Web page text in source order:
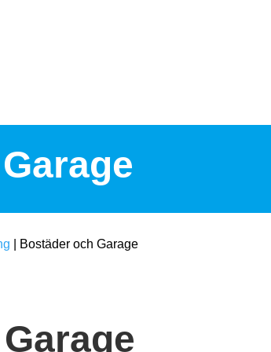
Bostäder och Garage